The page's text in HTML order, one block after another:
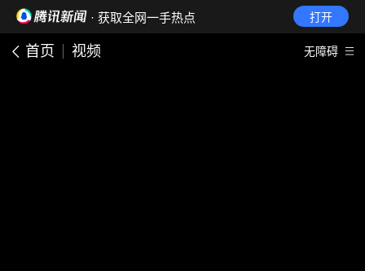
· 获取全网一手热点 打开
首页 视频 无障碍